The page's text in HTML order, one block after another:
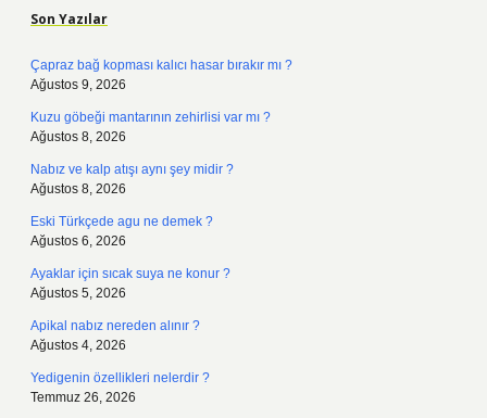
Son Yazılar
Çapraz bağ kopması kalıcı hasar bırakır mı ?
Ağustos 9, 2026
Kuzu göbeği mantarının zehirlisi var mı ?
Ağustos 8, 2026
Nabız ve kalp atışı aynı şey midir ?
Ağustos 8, 2026
Eski Türkçede agu ne demek ?
Ağustos 6, 2026
Ayaklar için sıcak suya ne konur ?
Ağustos 5, 2026
Apikal nabız nereden alınır ?
Ağustos 4, 2026
Yedigenin özellikleri nelerdir ?
Temmuz 26, 2026